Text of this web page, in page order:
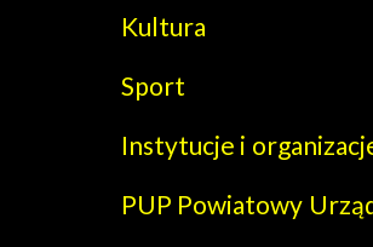
Kultura
Sport
Instytucje i
PUP Powiatowy